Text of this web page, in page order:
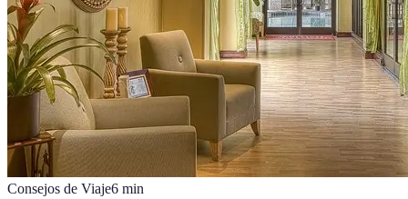
Consejos de Viaje6 min